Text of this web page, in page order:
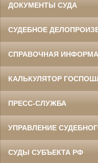
ДОКУМЕНТЫ СУДА
СУДЕБНОЕ
СПРАВОЧНАЯ
КАЛЬКУЛЯТОР
ПРЕСС-СЛУЖБА
УПРАВЛЕНИЕ
СУДЫ СУБЪЕКТА РФ